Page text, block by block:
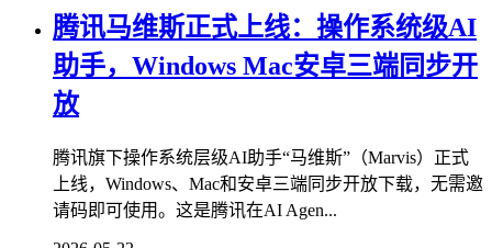
腾讯马维斯正式上线：操作系统级AI
助手，Windows Mac安卓三端同步开
放
腾讯旗下操作系统层级AI助手“马维斯”（Marvis）正式
上线，Windows、Mac和安卓三端同步开放下载，无需邀
请码即可使用。这是腾讯在AI Agen...